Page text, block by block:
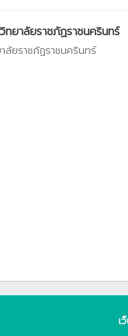
ยาลัยราชภัฏราชนครินทร์
ลัยราชภัฏราชนครินทร์
เ